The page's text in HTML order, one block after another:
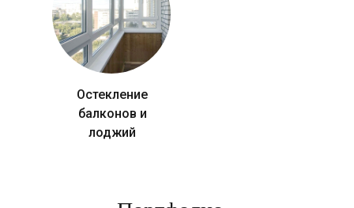
Остекление
балконов и
лоджий